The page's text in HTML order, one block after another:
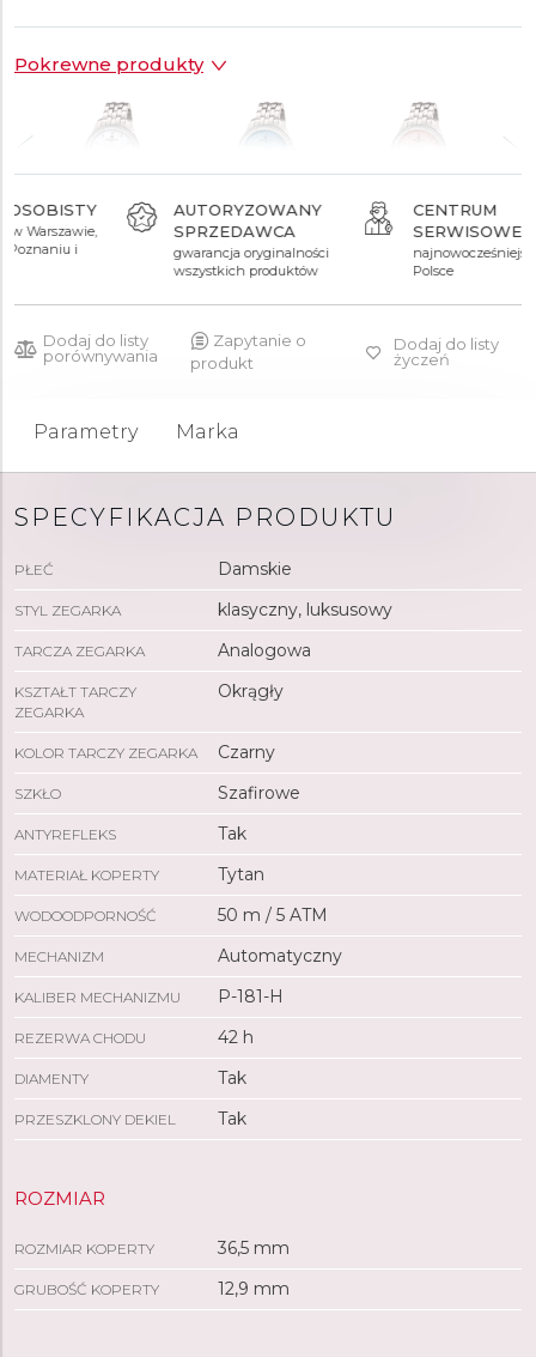
Pokrewne produkty
39 990 zł 39 990 zł 39 990 zł
AUTORYZOWANY
SPRZEDAWCA
gwarancja oryginalności
wszystkich produktów
CENTRUM
SERWISOWE
najnowocześniejsze w
Polsce
Dodaj do listy
porównywania
Zapytanie o
produkt
Dodaj do listy
życzeń
Parametry Marka
SPECYFIKACJA PRODUKTU
PŁEĆ Damskie
STYL ZEGARKA klasyczny, luksusowy
TARCZA ZEGARKA Analogowa
KSZTAŁT TARCZY
ZEGARKA
Okrągły
KOLOR TARCZY ZEGARKA Czarny
SZKŁO Szafirowe
ANTYREFLEKS Tak
MATERIAŁ KOPERTY Tytan
WODOODPORNOŚĆ 50 m / 5 ATM
MECHANIZM Automatyczny
KALIBER MECHANIZMU P-181-H
REZERWA CHODU 42 h
DIAMENTY Tak
PRZESZKLONY DEKIEL Tak
ROZMIAR
ROZMIAR KOPERTY 36,5 mm
GRUBOŚĆ KOPERTY 12,9 mm